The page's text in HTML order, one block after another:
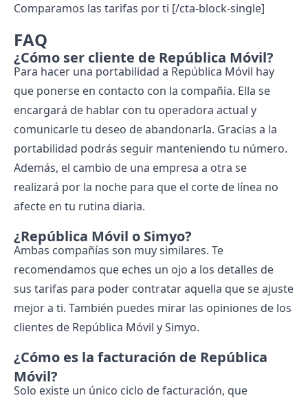
Comparamos las tarifas por ti [/cta-block-single]
FAQ
¿Cómo ser cliente de República Móvil?
Para hacer una portabilidad a República Móvil hay
que ponerse en contacto con la compañía. Ella se
encargará de hablar con tu operadora actual y
comunicarle tu deseo de abandonarla. Gracias a la
portabilidad podrás seguir manteniendo tu número.
Además, el cambio de una empresa a otra se
realizará por la noche para que el corte de línea no
afecte en tu rutina diaria.
¿República Móvil o Simyo?
Ambas compañías son muy similares. Te
recomendamos que eches un ojo a los detalles de
sus tarifas para poder contratar aquella que se ajuste
mejor a ti. También puedes mirar las opiniones de los
clientes de República Móvil y Simyo.
¿Cómo es la facturación de República
Móvil?
Solo existe un único ciclo de facturación, que